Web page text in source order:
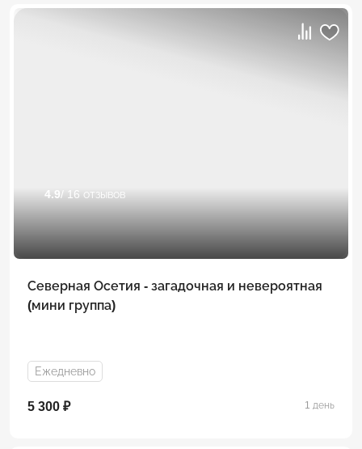
4.9 / 16 отзывов
Северная Осетия - загадочная и невероятная
(мини группа)
Ежедневно
5 300 ₽ 1 день